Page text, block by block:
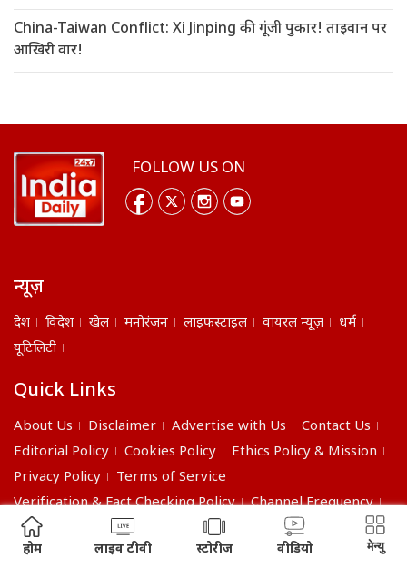
China-Taiwan Conflict: Xi Jinping की गूंजी पुकार! ताइवान पर
आखिरी वार!
FOLLOW US ON
न्यूज़
देश विदेश खेल मनोरंजन लाइफस्टाइल वायरल न्यूज़
धर्म
यूटिलिटी
Quick Links
About Us Disclaimer Advertise with Us
Contact Us
Editorial Policy
Cookies Policy
Ethics Policy & Mission
Privacy Policy
Terms of Service
Verification & Fact Checking Policy
Channel Frequency
©2026 India Daily. All right reserved.
होम लाइव टीवी स्टोरीज वीडियो मेन्यु